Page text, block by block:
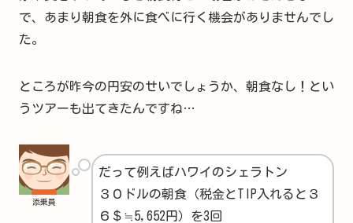
で、あまり朝食を外に食べに行く機会がありませんでし
た。
ところが昨今の円安のせいでしょうか、朝食なし！とい
うツアーも出てきたんですね…
添乗員
だって例えばハワイのシェラトン
３０ドルの朝食（税金とTIP入れると３
６＄≒5,652円）を3回